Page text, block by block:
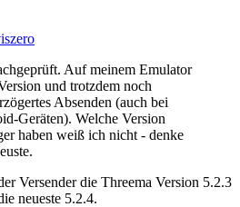
Auf meinem Emulator
und trotzdem noch
Absenden (auch bei
Geräten). Welche Version
haben weiß ich nicht - denke
Versender die Threema Version 5.2.3
neueste 5.2.4.